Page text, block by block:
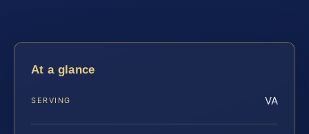
At a glance
SERVING VA